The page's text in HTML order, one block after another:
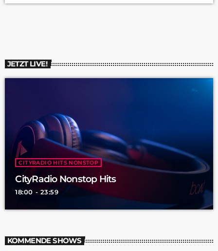
JETZT LIVE!
CITYRADIO HITS NONSTOP
CityRadio Nonstop Hits
18:00 - 23:59
KOMMENDE SHOWS